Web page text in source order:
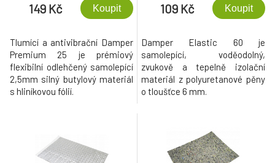
149 Kč Koupit
Tlumící a antivibrační Damper
Premium 25 je prémiový
flexibilní odlehčený samolepící
2,5mm silný butylový materiál
s hliníkovou fólií.
109 Kč Koupit
Damper Elastic 60 je
samolepící, voděodolný,
zvukově a tepelně izolační
materiál z polyuretanové pěny
o tloušťce 6 mm.